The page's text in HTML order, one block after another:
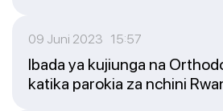
09 Juni 2023 15:57
Ibada ya kujiunga na
katika parokia za nchini